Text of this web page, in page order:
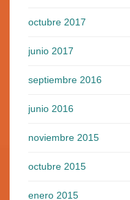
octubre 2017
junio 2017
septiembre 2016
junio 2016
noviembre 2015
octubre 2015
enero 2015